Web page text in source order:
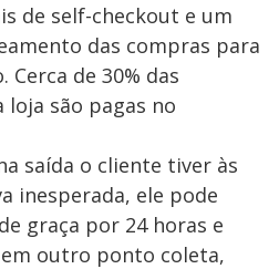
de self-checkout e um
das compras para
de 30% das
loja são pagas no
saída o cliente tiver às
inesperada, ele pode
graça por 24 horas e
outro ponto coleta,